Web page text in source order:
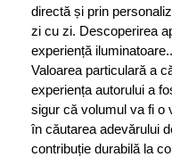
directă și prin
zi cu zi. Descoperirea
experiență
Valoarea particulară a
experiența autorului a
sigur că volumul va fi o
în căutarea adevărului
contribuție durabilă la